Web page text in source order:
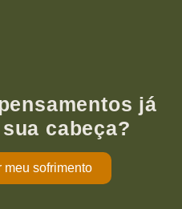
já
cabeça?
meu sofrimento